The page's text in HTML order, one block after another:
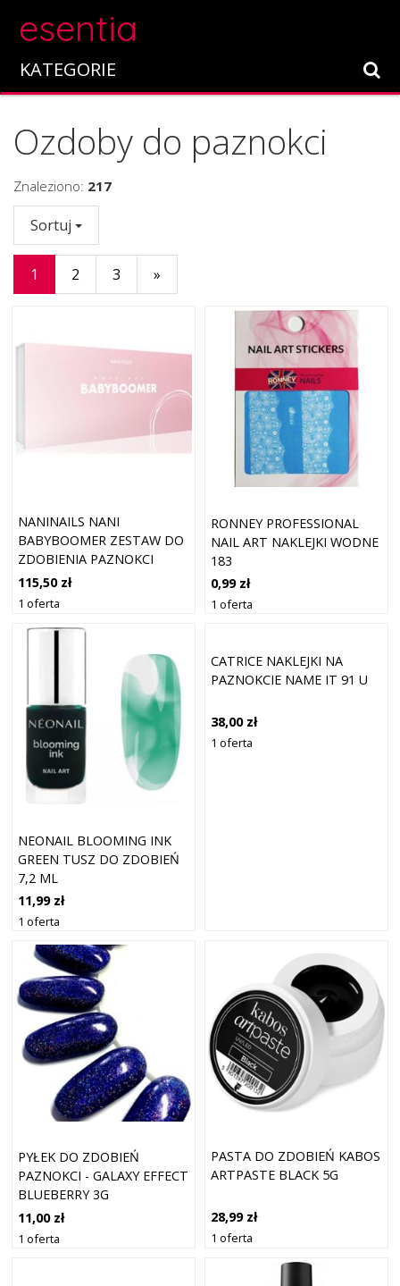
esentia
KATEGORIE
Ozdoby do paznokci
Znaleziono: 217
Sortuj
1 2 3 »
NANINAILS NANI
BABYBOOMER ZESTAW DO
ZDOBIENIA PAZNOKCI
115,50 zł
1 oferta
RONNEY PROFESSIONAL
NAIL ART NAKLEJKI WODNE
183
0,99 zł
1 oferta
NEONAIL BLOOMING INK
GREEN TUSZ DO ZDOBIEŃ
7,2 ML
11,99 zł
1 oferta
CATRICE NAKLEJKI NA
PAZNOKCIE NAME IT 91 U
38,00 zł
1 oferta
PYŁEK DO ZDOBIEŃ
PAZNOKCI - GALAXY EFFECT
BLUEBERRY 3G
11,00 zł
1 oferta
PASTA DO ZDOBIEŃ KABOS
ARTPASTE BLACK 5G
28,99 zł
1 oferta